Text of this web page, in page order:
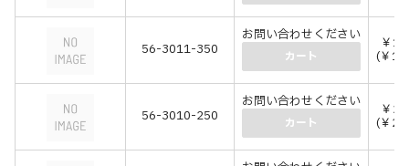
56-3011-350
お問い合わせください
カート
￥
(￥
56-3010-250
お問い合わせください
カート
￥
(￥